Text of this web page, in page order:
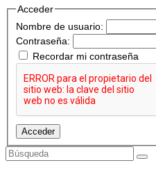
Acceder
Nombre de usuario:
Contraseña:
Recordar mi contraseña
Acceder
Buscar